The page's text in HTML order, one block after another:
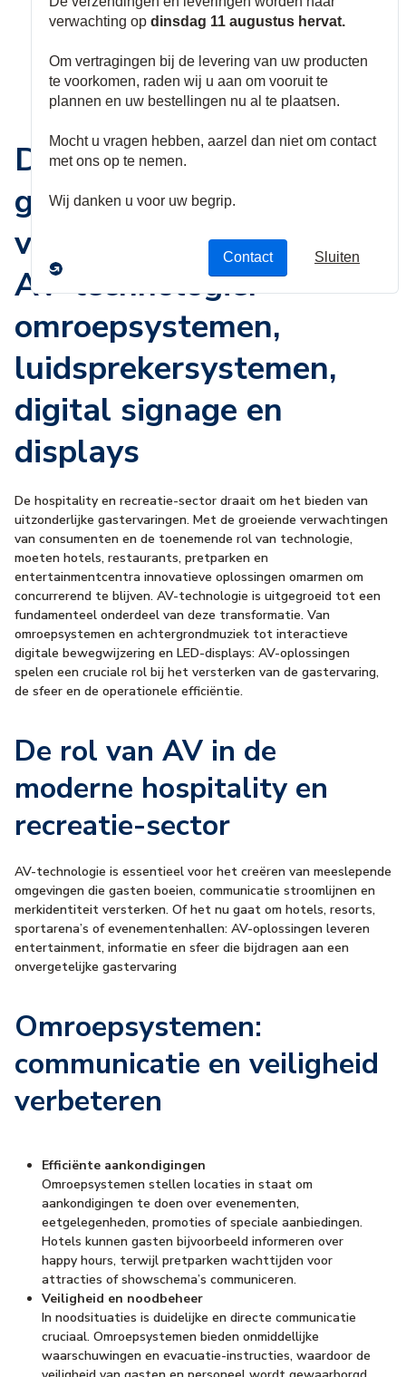
De transformatie van
gastvrijheid en
vrijetijdsbesteding met
AV-technologie:
omroepsystemen,
luidsprekersystemen,
digital signage en
displays
De hospitality en recreatie-sector draait om het bieden van
uitzonderlijke gastervaringen. Met de groeiende verwachtingen
van consumenten en de toenemende rol van technologie,
moeten hotels, restaurants, pretparken en
entertainmentcentra innovatieve oplossingen omarmen om
concurrerend te blijven. AV-technologie is uitgegroeid tot een
fundamenteel onderdeel van deze transformatie. Van
omroepsystemen en achtergrondmuziek tot interactieve
digitale bewegwijzering en LED-displays: AV-oplossingen
spelen een cruciale rol bij het versterken van de gastervaring,
de sfeer en de operationele efficiëntie.
De rol van AV in de
moderne hospitality en
recreatie-sector
AV-technologie is essentieel voor het creëren van meeslepende
omgevingen die gasten boeien, communicatie stroomlijnen en
merkidentiteit versterken. Of het nu gaat om hotels, resorts,
sportarena’s of evenementenhallen: AV-oplossingen leveren
entertainment, informatie en sfeer die bijdragen aan een
onvergetelijke gastervaring
Omroepsystemen:
communicatie en veiligheid
verbeteren
Efficiënte aankondigingen
Omroepsystemen stellen locaties in staat om
aankondigingen te doen over evenementen,
eetgelegenheden, promoties of speciale aanbiedingen.
Hotels kunnen gasten bijvoorbeeld informeren over
happy hours, terwijl pretparken wachttijden voor
attracties of showschema’s communiceren.
Veiligheid en noodbeheer
In noodsituaties is duidelijke en directe communicatie
cruciaal. Omroepsystemen bieden onmiddellijke
waarschuwingen en evacuatie-instructies, waardoor de